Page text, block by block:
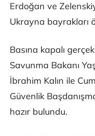
Erdoğan ve
Ukrayna bayrakları
Basına kapalı
Savunma Bakanı
İbrahim Kalın ile
Güvenlik
hazır bulundu.